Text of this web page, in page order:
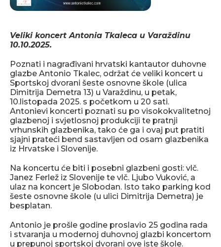
Veliki koncert Antonia Tkaleca u Varaždinu
10.10.2025.
Poznati i nagrađivani hrvatski kantautor duhovne
glazbe Antonio Tkalec, održat će veliki koncert u
Sportskoj dvorani šeste osnovne škole (ulica
Dimitrija Demetra 13) u Varaždinu, u petak,
10.listopada 2025. s početkom u 20 sati.
Antonievi koncerti poznati su po visokokvalitetnoj
glazbenoj i svjetlosnoj produkciji te pratnji
vrhunskih glazbenika, tako će ga i ovaj put pratiti
sjajni prateći bend sastavljen od osam glazbenika
iz Hrvatske i Slovenije.
Na koncertu će biti i posebni glazbeni gosti: vlč.
Janez Ferlež iz Slovenije te vlč. Ljubo Vuković, a
ulaz na koncert je Slobodan. Isto tako parking kod
šeste osnovne škole (u ulici Dimitrija Demetra) je
besplatan.
Antonio je prošle godine proslavio 25 godina rada
i stvaranja u modernoj duhovnoj glazbi koncertom
u prepunoj sportskoj dvorani ove iste škole.